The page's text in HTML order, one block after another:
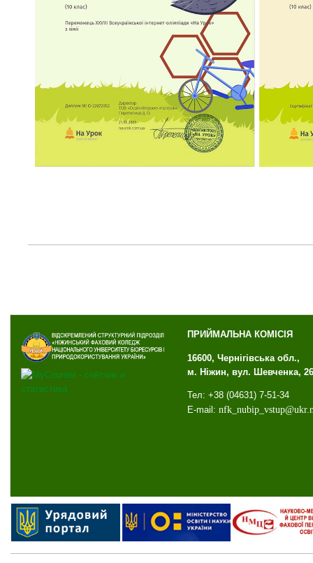
ПРИЙМАЛЬНА КОМІСІЯ
16600, Чернігівська обл.,
м. Ніжин, вул. Шевченка, 26
Тел: +38 (04631) 7-51-34
E-mail: nfk_ nubip_ vstup@ukr.